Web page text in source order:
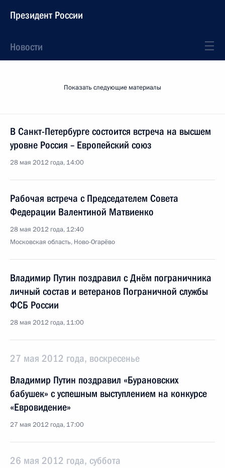
Президент России
Новости
Показать следующие материалы
В Санкт-Петербурге состоится встреча на высшем
уровне Россия – Европейский союз
28 мая 2012 года, 14:00
Рабочая встреча с Председателем Совета
Федерации Валентиной Матвиенко
28 мая 2012 года, 12:40
Московская область, Ново-Огарёво
Владимир Путин поздравил с Днём пограничника
личный состав и ветеранов Пограничной службы
ФСБ России
28 мая 2012 года, 11:00
27 мая 2012 года, воскресенье
Владимир Путин поздравил «Бурановских
бабушек» с успешным выступлением на конкурсе
«Евровидение»
27 мая 2012 года, 17:00
26 мая 2012 года, суббота